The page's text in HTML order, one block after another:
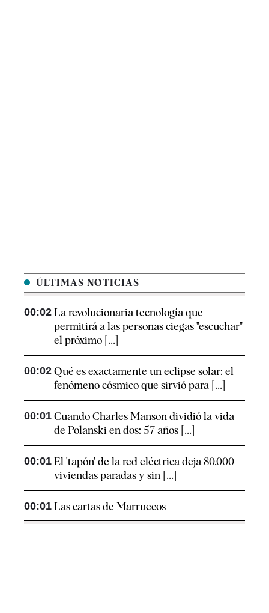
ÚLTIMAS NOTICIAS
00:02 La revolucionaria tecnología que
permitirá a las personas ciegas "escuchar"
el próximo [...]
00:02 Qué es exactamente un eclipse solar: el
fenómeno cósmico que sirvió para [...]
00:01 Cuando Charles Manson dividió la vida
de Polanski en dos: 57 años [...]
00:01 El 'tapón' de la red eléctrica deja 80.000
viviendas paradas y sin [...]
00:01 Las cartas de Marruecos